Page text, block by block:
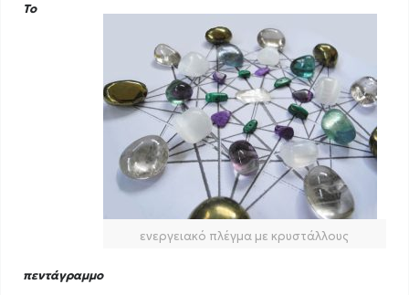
ενεργειακό πλέγμα με κρυστάλλους
Το
πεντάγραμμο